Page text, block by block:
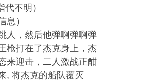
不明）
息）
人，然后他弹啊弹啊弹
枪打在了杰克身上，杰
来迎击，二人激战正酣
, 将杰克的船队覆灭